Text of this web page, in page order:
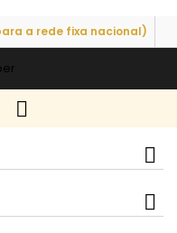
a rede fixa nacional)
